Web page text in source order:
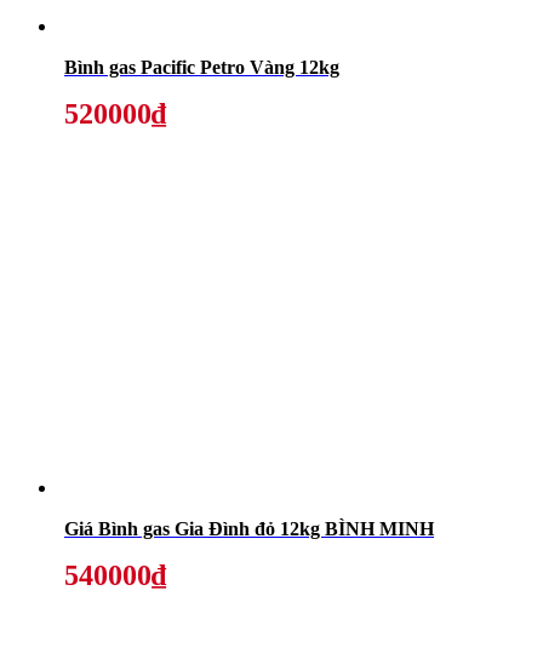
Bình gas Pacific Petro Vàng 12kg
520000₫
Giá Bình gas Gia Đình đỏ 12kg BÌNH MINH
540000₫